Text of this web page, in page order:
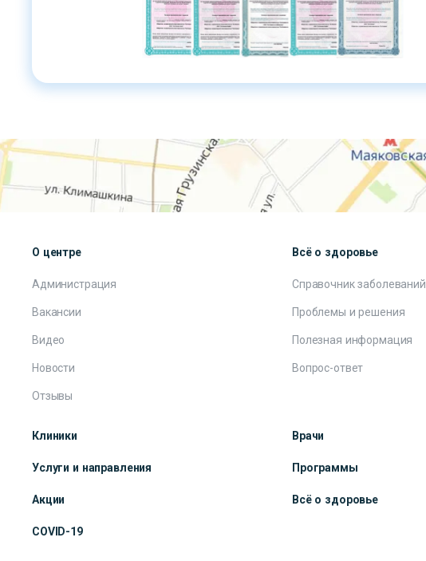
О центре
Администрация
Вакансии
Видео
Новости
Отзывы
Всё о здоровье
Справочник заболеваний
Проблемы и решения
Полезная информация
Вопрос-ответ
Клиники Врачи
Услуги и направления Программы
Акции Всё о здоровье
COVID-19